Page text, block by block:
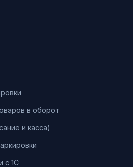
в оборот
и касса)
с 1С